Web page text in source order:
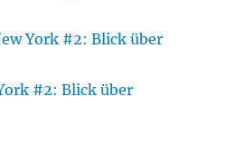
York #2: Blick über
#2: Blick über